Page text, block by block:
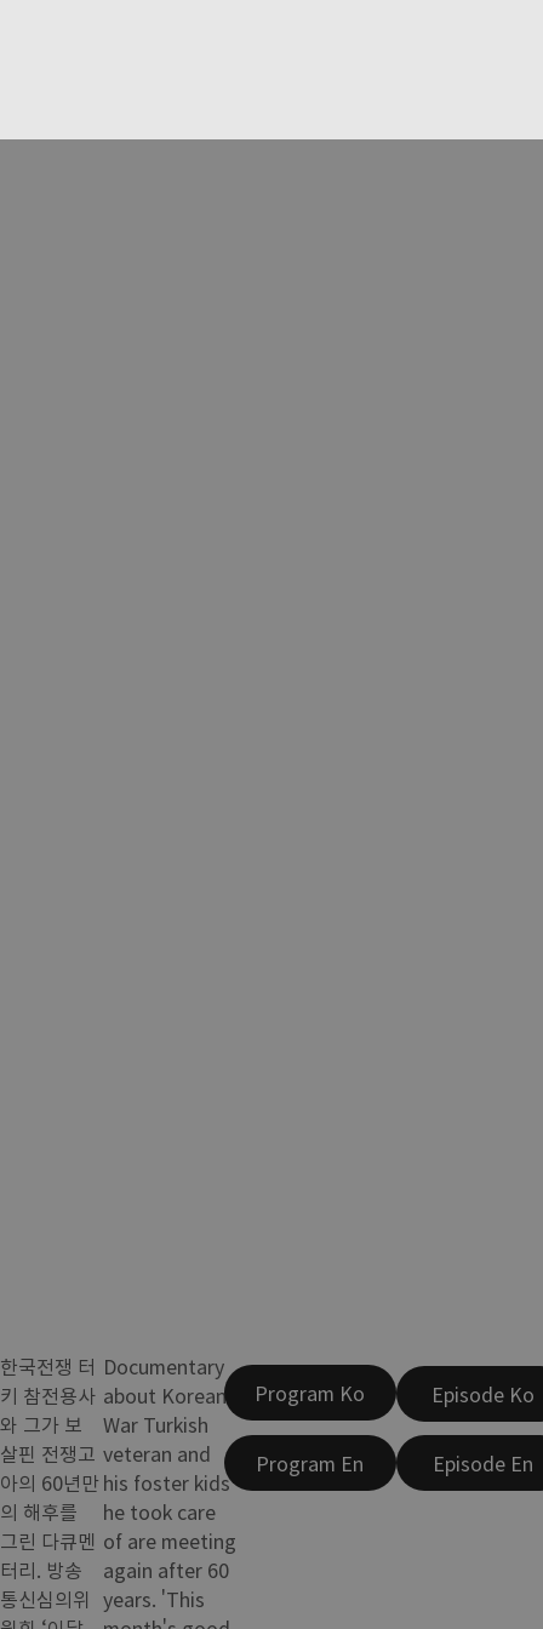
한국전쟁 터
키 참전용사
와 그가 보
살핀 전쟁고
아의 60년만
의 해후를
그린 다큐멘
터리. 방송
통신심의위
Documentary
about Korean
War Turkish
veteran and
his foster kids
he took care
of are meeting
again after 60
years. 'This
Program Ko
Program En
Episode Ko
Episode En